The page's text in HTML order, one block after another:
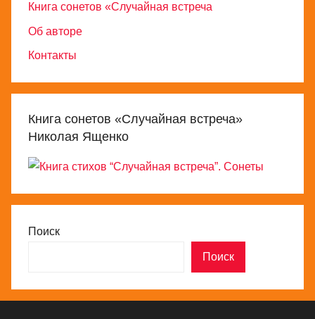
Книга сонетов «Случайная встреча
Об авторе
Контакты
Книга сонетов «Случайная встреча»
Николая Ященко
Поиск
Поиск